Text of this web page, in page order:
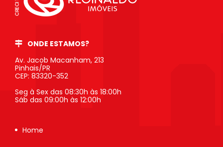
ONDE ESTAMOS?
Av. Jacob Macanham, 213
Pinhais/PR
CEP: 83320-352
Seg à Sex das 08:30h às 18:00h
Sáb das 09:00h às 12:00h
Home